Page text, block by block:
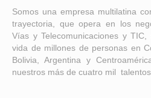
Somos una empresa multilatina
trayectoria, que opera en los
Vías y Telecomunicaciones y
vida de millones de personas en
Bolivia, Argentina y
nuestros más de cuatro mil